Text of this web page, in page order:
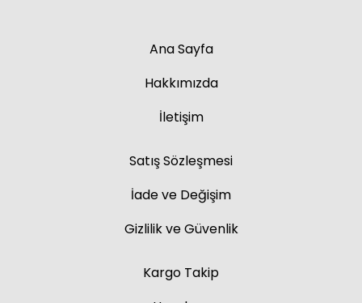
Ana Sayfa
Hakkımızda
İletişim
Satış Sözleşmesi
İade ve Değişim
Gizlilik ve Güvenlik
Kargo Takip